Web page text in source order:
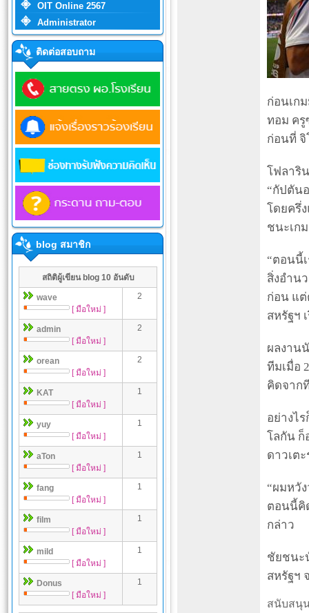
OIT Online 2567
Administrator
ติดต่อสอบถาม
blog สมาชิก
สถิติผู้เขียน blog 10 อันดับ
wave
[ มือใหม่ ]
2
admin
[ มือใหม่ ]
2
orean
[ มือใหม่ ]
2
KAT
[ มือใหม่ ]
1
yuy
[ มือใหม่ ]
1
aTon
[ มือใหม่ ]
1
fang
[ มือใหม่ ]
1
film
[ มือใหม่ ]
1
mild
[ มือใหม่ ]
1
Donus
[ มือใหม่ ]
1
ก่อนเก
ทอม ครู
ก่อนที่ จิ
โฟลาริ
“กัปตัน
โดยครึ่
ชนะเก
“ตอนนี้
สิ่งอำน
ก่อน แ
สหรัฐฯ
ผลงาน
ทีมเมื่อ
คิดจาก
อย่างไ
โลกัน ก็
ดาวเต
“ผมหวั
ตอนนี้คิ
กล่าว
ชัยชนะ
สหรัฐฯ
สนับสนุ